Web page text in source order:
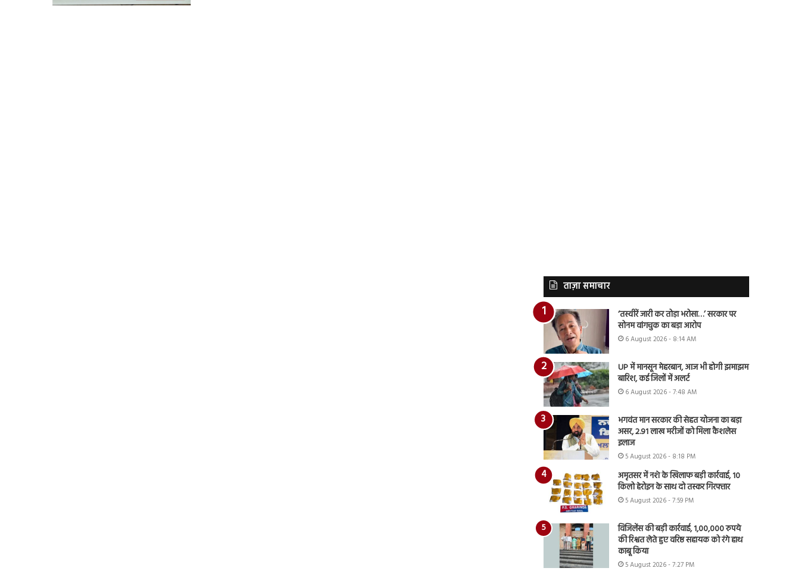
ताज़ा समाचार
‘तस्वीरें जारी कर तोड़ा भरोसा…’ सरकार पर
सोनम वांगचुक का बड़ा आरोप
6 August 2026 - 8:14 AM
UP में मानसून मेहरबान, आज भी होगी झमाझम
बारिश, कई जिलों में अलर्ट
6 August 2026 - 7:48 AM
भगवंत मान सरकार की सेहत योजना का बड़ा
असर, 2.91 लाख मरीजों को मिला कैशलेस
इलाज
5 August 2026 - 8:18 PM
अमृतसर में नशे के खिलाफ बड़ी कार्रवाई, 10
किलो हेरोइन के साथ दो तस्कर गिरफ्तार
5 August 2026 - 7:59 PM
विजिलेंस की बड़ी कार्रवाई, 1,00,000 रुपये
की रिश्वत लेते हुए वरिष्ठ सहायक को रंगे हाथ
काबू किया
5 August 2026 - 7:27 PM